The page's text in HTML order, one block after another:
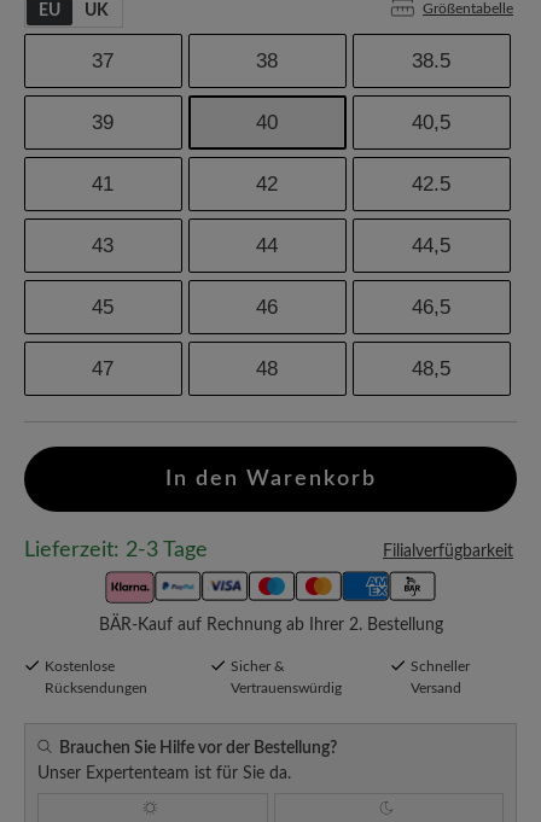
EU UK Größentabelle
37 38 38.5
39 40 40,5
41 42 42.5
43 44 44,5
45 46 46,5
47 48 48,5
In den Warenkorb
Lieferzeit: 2-3 Tage Filialverfügbarkeit
BÄR-Kauf auf Rechnung ab Ihrer 2. Bestellung
Kostenlose
Rücksendungen
Sicher &
Vertrauenswürdig
Schneller
Versand
Brauchen Sie Hilfe vor der Bestellung?
Unser Expertenteam ist für Sie da.